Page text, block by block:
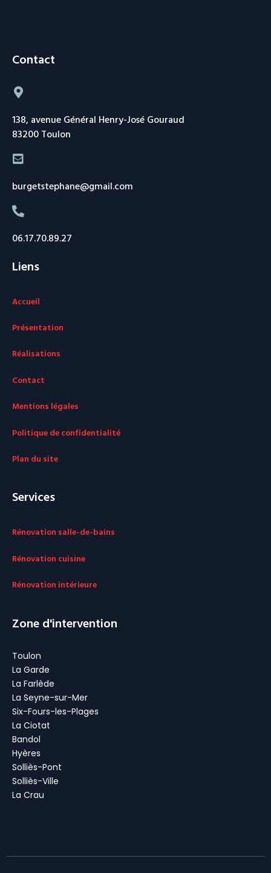
Contact
138, avenue Général Henry-José Gouraud
83200 Toulon
burgetstephane@gmail.com
06.17.70.89.27
Liens
Accueil
Présentation
Réalisations
Contact
Mentions légales
Politique de confidentialité
Plan du site
Services
Rénovation salle-de-bains
Rénovation cuisine
Rénovation intérieure
Zone d'intervention
Toulon
La Garde
La Farlède
La Seyne-sur-Mer
Six-Fours-les-Plages
La Ciotat
Bandol
Hyères
Solliès-Pont
Solliès-Ville
La Crau